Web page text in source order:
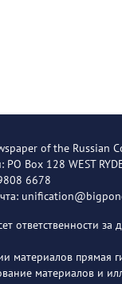
of the Russian
Box 128 WEST
6678
ответственности
материалов прямая
материалов и